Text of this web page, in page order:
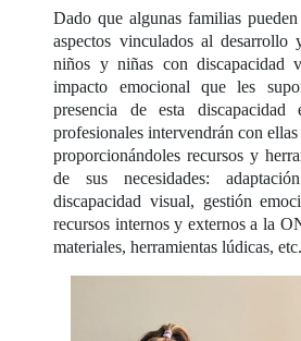
Dado que algunas familias
aspectos vinculados al desarrollo
niños y niñas con discapacidad
impacto emocional que les
presencia de esta
profesionales intervendrán con
proporcionándoles recursos y
de sus necesidades:
discapacidad visual, gestión
recursos internos y externos a la
materiales, herramientas lúdicas, etc.